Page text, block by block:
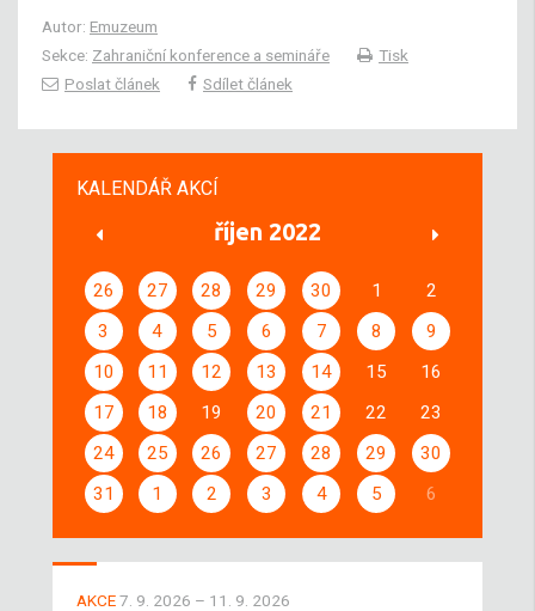
Autor: Emuzeum
Sekce: Zahraniční konference a semináře
Tisk
Poslat článek
Sdílet článek
KALENDÁŘ AKCÍ
říjen 2022
26 27 28 29 30 1
2
3
4 5 6 7 8
9
10
11 12 13 14 15
16
17
18 19 20 21 22
23
24
25 26 27 28 29
30
31
1 2 3 4 5 6
AKCE7. 9. 2026 – 11. 9. 2026